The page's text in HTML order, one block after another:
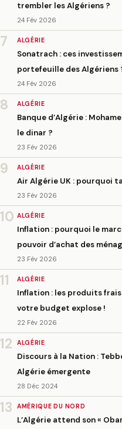
trembler les Algériens ?
24 Fév 2026
7 ALGÉRIE
Sonatrach : ces
portefeuille des Algériens
24 Fév 2026
8 ALGÉRIE
Banque d’Algérie :
le dinar ?
23 Fév 2026
9 ALGÉRIE
Air Algérie UK : pourquoi
23 Fév 2026
10 ALGÉRIE
Inflation : pourquoi le
pouvoir d’achat des
23 Fév 2026
11 ALGÉRIE
Inflation : les produits
votre budget explose !
22 Fév 2026
12 ALGÉRIE
Discours à la Nation :
Algérie émergente
28 Déc 2024
13 AMÉRIQUE DU NORD
L’Algérie attend son «